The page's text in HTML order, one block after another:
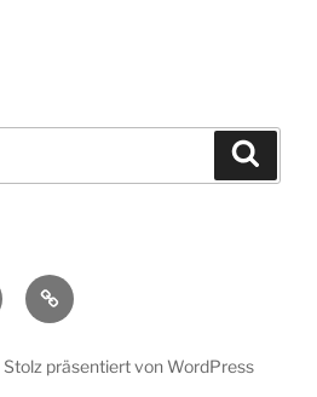
Kontakt
Stolz präsentiert von WordPress